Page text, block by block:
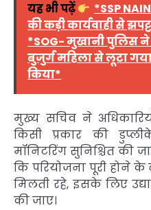
यह भी पढ़ें
*SSP
की कड़ी कार्यवाही से
*SOG- मुखानी पुलिस ने
बुजुर्ग महिला से लूटा
किया*
मुख्य सचिव ने
किसी प्रकार की
मॉनिटरिंग सुनिश्चित की
कि परियोजना पूरी होने के
मिलती रहे, इसके लिए
की जाए।